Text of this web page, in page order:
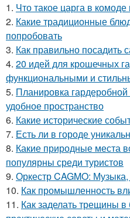
1. Что такое царга в
2. Какие традиционные
попробовать
3. Как правильно посадить
4. 20 идей для крошечных
функциональными и
5. Планировка
удобное пространство
6. Какие исторические
7. Есть ли в городе
8. Какие природные места
популярны среди туристов
9. Оркестр CAGMO:
10. Как промышленность
11. Как заделать трещины